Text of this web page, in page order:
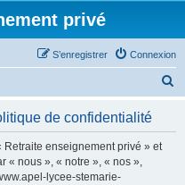
privé
Connexion
S’enregistrer
de confidentialité
enseignement privé » et
« nous », « notre », « nos »,
lycee-stemarie-